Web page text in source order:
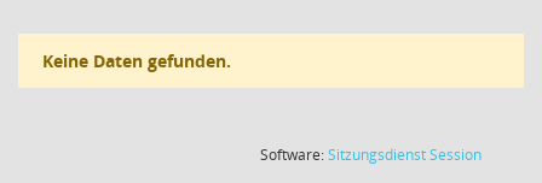
Keine Daten gefunden.
Software:SitzungsdienstSession(Wird in